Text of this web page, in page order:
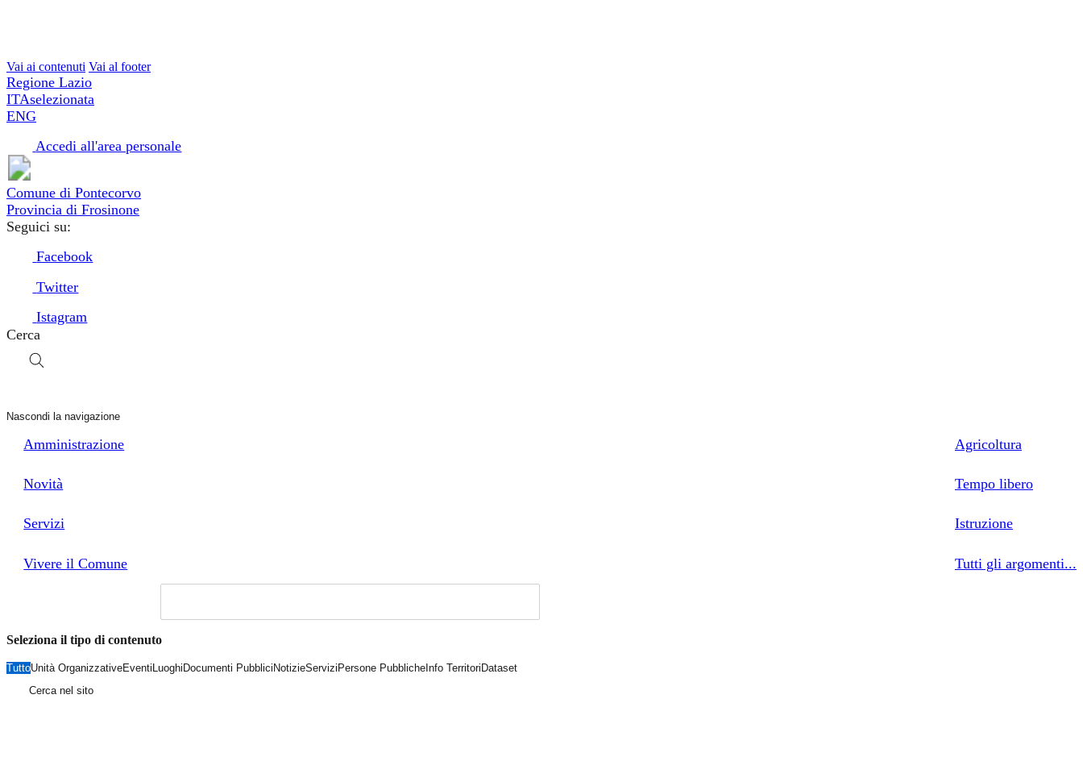
Vai ai contenuti Vai al footer
Regione Lazio
ITAselezionata
ENG
Accedi all'area personale
Comune di Pontecorvo
Provincia di Frosinone
Seguici su:
Facebook
Twitter
Istagram
Cerca
Nascondi la navigazione
Amministrazione
Novità
Servizi
Vivere il Comune
Agricoltura
Tempo libero
Istruzione
Tutti gli argomenti...
Seleziona il tipo di contenuto
TuttoUnità OrganizzativeEventi Luoghi Documenti Pubblici NotizieServizi Persone Pubbliche Info Territori Dataset
Cerca nel sito